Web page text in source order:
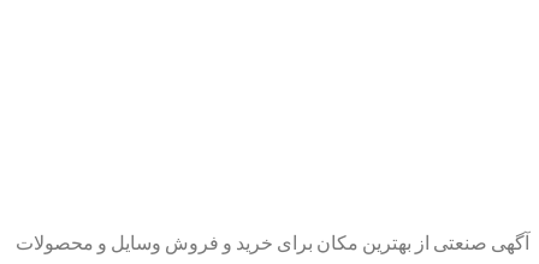
آگهی صنعتی از بهترین مکان برای خرید و فروش وسایل و محصولات